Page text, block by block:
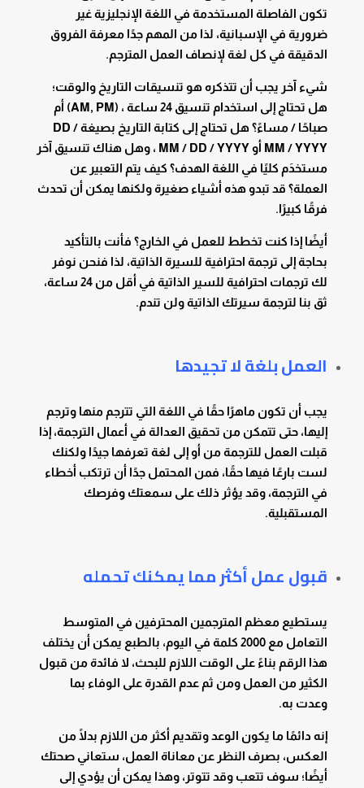
تكون الفاصلة المستخدمة في اللغة الإنجليزية غير
ضرورية في الإسبانية، لذا من المهم جدًا معرفة الفروق
الدقيقة في كل لغة لإنصاف العمل المترجم.
شيء آخر يجب أن تتذكره هو تنسيقات التاريخ والوقت؛
هل تحتاج إلى استخدام تنسيق 24 ساعة ، (AM, PM) أم
صباحًا / مساءً؟ هل تحتاج إلى كتابة التاريخ بصيغة DD /
MM / YYYY أو MM / DD / YYYY ، وهل هناك تنسيق آخر
مستخدَم كليًا في اللغة الهدف؟ كيف يتم التعبير عن
العملة؟ قد تبدو هذه أشياء صغيرة ولكنها يمكن أن تحدث
فرقًا كبيرًا.
أيضًا إذا كنت تخطط للعمل في الخارج؟ فأنت بالتأكيد
بحاجة إلى ترجمة احترافية للسيرة الذاتية، لذا فنحن نوفر
لك ترجمات احترافية للسير الذاتية في أقل من 24 ساعة،
ثق بنا لترجمة سيرتك الذاتية ولن تندم.
العمل بلغة لا تجيدها
يجب أن تكون ماهرًا حقًا في اللغة التي تترجم منها وترجم
إليها، حتى تتمكن من تحقيق العدالة في أعمال الترجمة، إذا
قبلت العمل للترجمة من أو إلى لغة تعرفها جيدًا ولكنك
لست بارعًا فيها حقًا، فمن المحتمل جدًا أن ترتكب أخطاء
في الترجمة، وقد يؤثر ذلك على سمعتك وفرصك
المستقبلية.
قبول عمل أكثر مما يمكنك تحمله
يستطيع معظم المترجمين المحترفين في المتوسط ​​
التعامل مع 2000 كلمة في اليوم، بالطبع يمكن أن يختلف
هذا الرقم بناءً على الوقت اللازم للبحث، لا فائدة من قبول
الكثير من العمل ومن ثم عدم القدرة على الوفاء بما
وعدت به.
إنه دائمًا ما يكون الوعد وتقديم أكثر من اللازم بدلًا من
العكس، بصرف النظر عن معاناة العمل، ستعاني صحتك
أيضًا؛ سوف تتعب وقد تتوتر، وهذا يمكن أن يؤدي إلى